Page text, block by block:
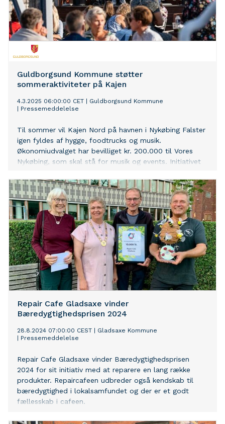
Guldborgsund Kommune støtter
sommeraktiviteter på Kajen
4.3.2025 06:00:00 CET
Guldborgsund Kommune
Pressemeddelelse
Til sommer vil Kajen Nord på havnen i Nykøbing Falster
igen fyldes af hygge, foodtrucks og musik.
Økonomiudvalget har bevilliget kr. 200.000 til Vores
Nykøbing, som skal stå for musik og events. Initiativet
masser af aktiviteter og besøgende.
Repair Cafe Gladsaxe vinder
Bæredygtighedsprisen 2024
28.8.2024 07:00:00 CEST
Gladsaxe Kommune
Pressemeddelelse
Repair Cafe Gladsaxe vinder Bæredygtighedsprisen
2024 for sit initiativ med at reparere en lang række
produkter. Repaircafeen udbreder også kendskab til
bæredygtighed i lokalsamfundet og der er et godt
fællesskab i cafeen.